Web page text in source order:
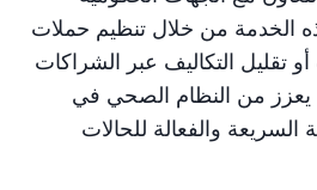
الخدمة من خلال تنظيم حملات
أو تقليل التكاليف عبر الشراكات
يعزز من النظام الصحي في
السريعة والفعالة للحالات